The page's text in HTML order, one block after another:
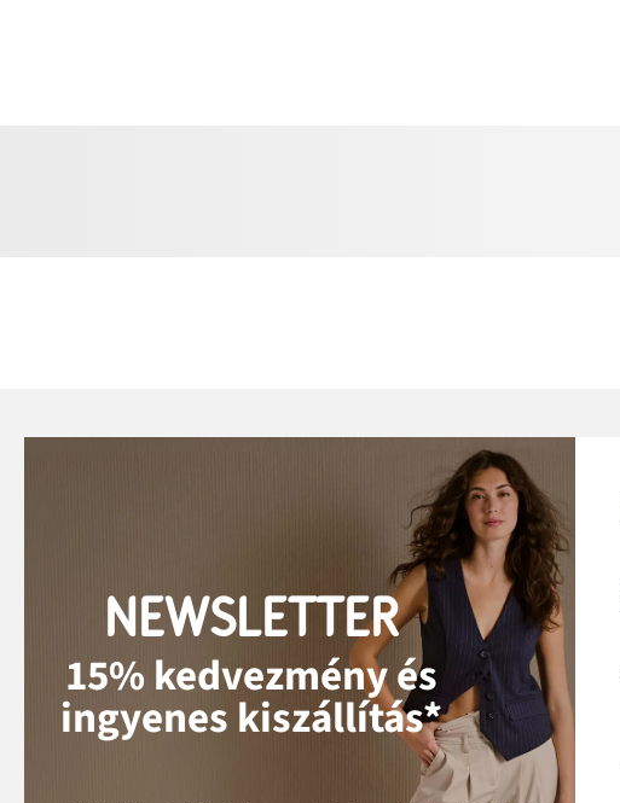
NEWSLETTER
15% kedvezmény és
ingyenes kiszállítás*